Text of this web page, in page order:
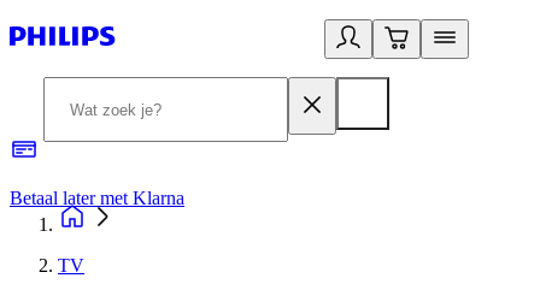
Betaal later met Klarna
TV